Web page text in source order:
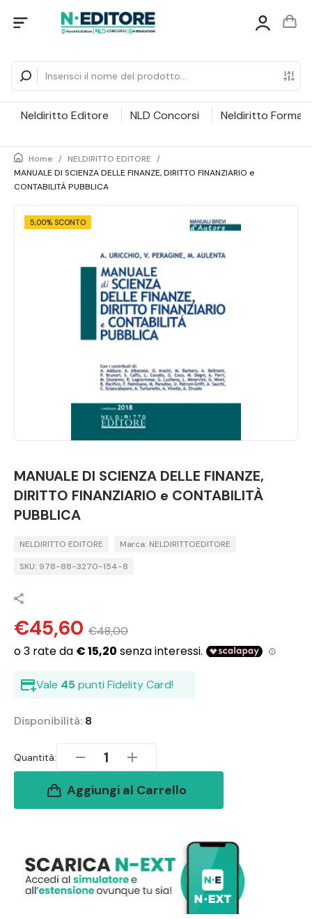
Neldiritto Editore NLD Concorsi Neldiritto
Home / NELDIRITTO EDITORE /
MANUALE DI SCIENZA DELLE FINANZE, DIRITTO FINANZIARIO e
CONTABILITÀ PUBBLICA
5,00% SCONTO
MANUALE DI SCIENZA DELLE FINANZE,
DIRITTO FINANZIARIO e CONTABILITÀ
PUBBLICA
NELDIRITTO EDITORE
Marca: NELDIRITTOEDITORE
SKU: 978-88-3270-154-8
€45,60 €48,00
Vale 45punti Fidelity Card!
Disponibilità: 8
Quantità: 1
Aggiungi al Carrello